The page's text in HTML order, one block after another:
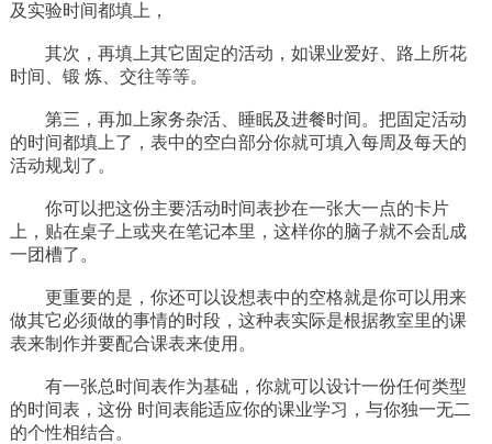
及实验时间都填上，
其次，再填上其它固定的活动，如课业爱好、路上所花
时间、锻 炼、交往等等。
第三，再加上家务杂活、睡眠及进餐时间。把固定活动
的时间都填上了，表中的空白部分你就可填入每周及每天的
活动规划了。
你可以把这份主要活动时间表抄在一张大一点的卡片
上，贴在桌子上或夹在笔记本里，这样你的脑子就不会乱成
一团槽了。
更重要的是，你还可以设想表中的空格就是你可以用来
做其它必须做的事情的时段，这种表实际是根据教室里的课
表来制作并要配合课表来使用。
有一张总时间表作为基础，你就可以设计一份任何类型
的时间表，这份 时间表能适应你的课业学习，与你独一无二
的个性相结合。